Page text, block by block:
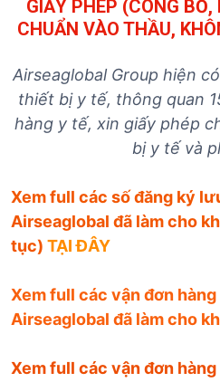
GIẤY PHÉP (CÔNG
CHUẨN VÀO THẦU,
Airseaglobal Group hiện
thiết bị y tế, thông quan
hàng y tế, xin giấy phép
bị y tế và
Xem full các số đăng ký
Airseaglobal đã làm cho
tục) TẠI ĐÂY
Xem full các vận đơn
Airseaglobal đã làm cho
Xem full các vận đơn